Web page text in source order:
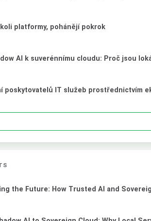
platformy, pohánějí pokrok
AI k suverénnímu cloudu: Proč jsou
poskytovatelů IT služeb prostřednictvím
the Future: How Trusted AI and